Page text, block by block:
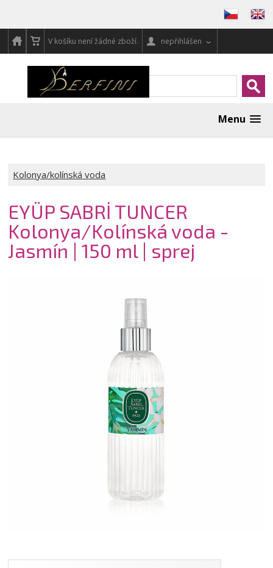
V košíku není žádné zboží. nepřihlášen
Menu
Kolonya/kolínská voda
EYÜP SABRİ TUNCER
Kolonya/Kolínská voda -
Jasmín | 150 ml | sprej